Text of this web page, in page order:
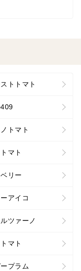
トトマト
トマト
マト
リー
アイコ
ツァーノ
マト
プラム